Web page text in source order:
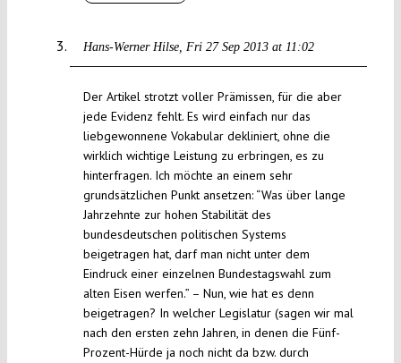
Hans-Werner Hilse Fri 27 Sep 2013 at 11:02
Der Artikel strotzt voller Prämissen, für die aber
jede Evidenz fehlt. Es wird einfach nur das
liebgewonnene Vokabular dekliniert, ohne die
wirklich wichtige Leistung zu erbringen, es zu
hinterfragen. Ich möchte an einem sehr
grundsätzlichen Punkt ansetzen: “Was über lange
Jahrzehnte zur hohen Stabilität des
bundesdeutschen politischen Systems
beigetragen hat, darf man nicht unter dem
Eindruck einer einzelnen Bundestagswahl zum
alten Eisen werfen.” – Nun, wie hat es denn
beigetragen? In welcher Legislatur (sagen wir mal
nach den ersten zehn Jahren, in denen die Fünf-
Prozent-Hürde ja noch nicht da bzw. durch